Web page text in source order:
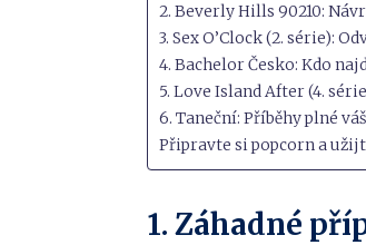
2. Beverly Hills 90210:
3. Sex O’Clock (2. série):
4. Bachelor Česko: Kdo
5. Love Island After (4.
6. Taneční: Příběhy plné
Připravte si popcorn a
1. Záhadné